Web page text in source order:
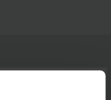
ontspannen werken